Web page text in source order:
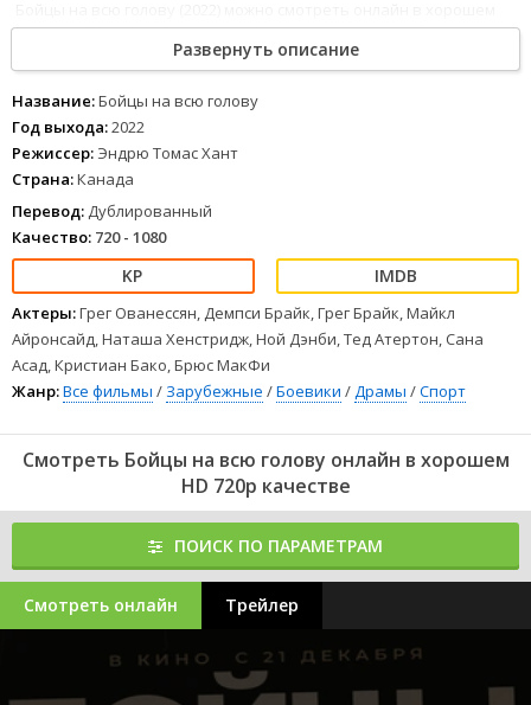
качестве 720p, FullHD 1080 и 4к. Лучшее качество изображения и
звука, полностью на русском языке.
Развернуть описание
Название:Бойцы на всю голову
Год выхода:2022
Режиссер: Эндрю Томас Хант
Страна:Канада
Перевод: Дублированный
Качество: 720 - 1080
Актеры:Грег Ованессян, Демпси Брайк, Грег Брайк, Майкл
Айронсайд, Наташа Хенстридж, Ной Дэнби, Тед Атертон, Сана
Асад, Кристиан Бако, Брюс МакФи
Жанр:Все фильмы / Зарубежные /Боевики /Драмы /Спорт
Смотреть Бойцы на всю голову онлайн в хорошем
HD 720p качестве
ПОИСК ПО ПАРАМЕТРАМ
Смотреть онлайн Трейлер